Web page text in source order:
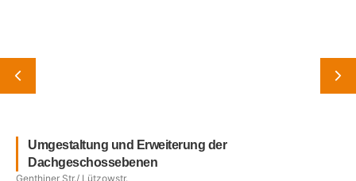
Umgestaltung und Erweiterung der
Dachgeschossebenen
Genthiner Str./ Lützowstr.